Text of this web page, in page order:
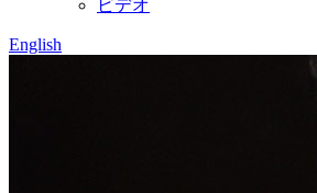
ビデオ
English